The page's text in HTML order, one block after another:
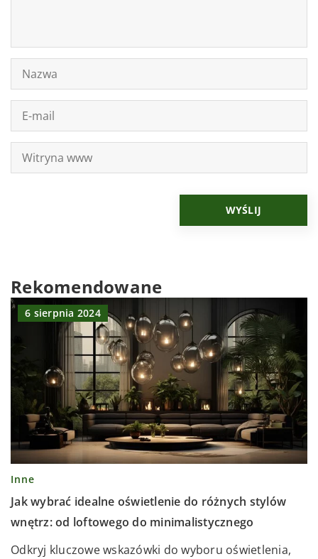
Rekomendowane
6 sierpnia 2024
Inne
Jak wybrać idealne oświetlenie do różnych stylów
wnętrz: od loftowego do minimalistycznego
Odkryj kluczowe wskazówki do wyboru oświetlenia,